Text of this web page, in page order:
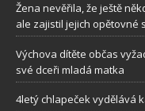
Žena nevěřila, že ještě
ale zajistil jejich opětovné
Výchova dítěte občas
své dceři mladá matka
4letý chlapeček vydělává